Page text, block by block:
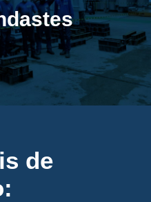
de Guindastes com
de